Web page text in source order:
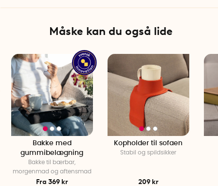
fugtig klud, og pudebetrækket kan tages af og vaskes ved
Mål small: 43 cm x 23 cm x 6,5 cm
Mål large: 46 cm x 38 cm x 6,5 cm
Materiale: Valnøddebræt, pudebetræk af bomuldsblanding,
inderpude fyldt med polystyrenkugler.
BEMÆRK! Knæbakken har en fremspringende spildkant, der
går i 1 cm rundt om hele bakken.
Måske kan du også lide
Bakke med
gummibelægning
Bakke til bærbar,
morgenmad og aftensmad
Fra 369 kr
Kopholder til sofaen
Stabil og spildsikker
209 kr